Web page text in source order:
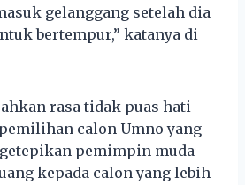
gelanggang setelah dia
bertempur,” katanya di
rasa tidak puas hati
calon Umno yang
pemimpin muda
kepada calon yang lebih